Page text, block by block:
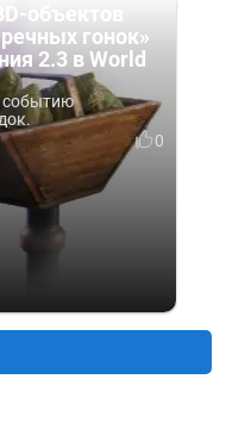
объектов
гонок»
2.3 в World
событию
0